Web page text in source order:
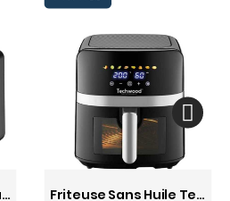
Friteuse Sans Huile Duo - 5.5L+3.3L CS-927 TECHWOOD Friteuse Sans Huile Techwood TFR-806SHD 8L